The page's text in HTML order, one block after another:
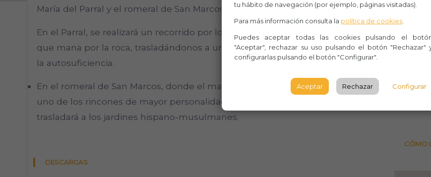
María del Parral y el romeral de San Marcos.
En el Parral, se realizará un recorrido por los estanques que recogen el agua
que mana por la roca, trasladándonos a un mundo monástico de búsqueda de
la autosuficiencia.
En el romeral de San Marcos, donde el maestro paisajista Leandro Silva creó
uno de los rincones de mayor personalidad de la ciudad, el recorrido nos
trasladará a los jardines hispano-musulmanes.
DESCARGAS
CÓMO
tu hábito de navegación (por ejemplo, páginas visitadas).
Para más información consulta la política de cookies
Puedes aceptar todas las cookies pulsando el
"Aceptar", rechazar su uso pulsando el botón "Rechazar"
configurarlas pulsando el botón "Configurar".
Aceptar Rechazar Configurar